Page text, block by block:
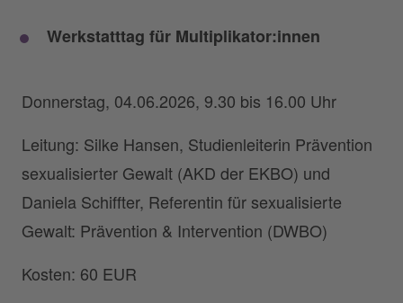
Werkstatttag für Multiplikator:innen
Donnerstag, 04.06.2026, 9.30 bis 16.00 Uhr
Leitung: Silke Hansen, Studienleiterin Prävention
sexualisierter Gewalt (AKD der EKBO) und
Daniela Schiffter, Referentin für sexualisierte
Gewalt: Prävention & Intervention (DWBO)
Kosten: 60 EUR